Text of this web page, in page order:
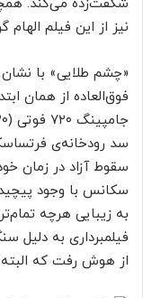
نیز از این فیلم
«چشم طلایی» با
فوق‌العاده از همان
سد رودخانه‌ی
سقوط آزاد در زمان
سکانس با وجود
به زیبایی هرچه
فیلمبرداری به دلیل
از هوش رفت که البته